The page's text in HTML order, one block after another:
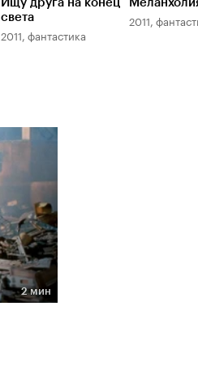
света
2011, фантастика
2011,
2 мин